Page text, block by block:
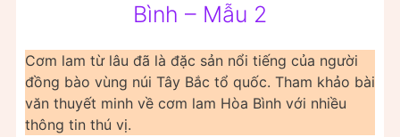
Bình – Mẫu 2
Cơm lam từ lâu đã là đặc sản nổi tiếng của người
đồng bào vùng núi Tây Bắc tổ quốc. Tham khảo bài
văn thuyết minh về cơm lam Hòa Bình với nhiều
thông tin thú vị.